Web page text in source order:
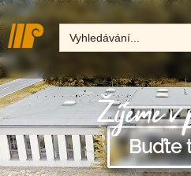
Hledat:
Žijeme v
Buďte